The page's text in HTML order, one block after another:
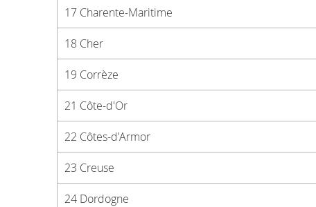
17 Charente-Maritime
18 Cher
19 Corrèze
21 Côte-d'Or
22 Côtes-d'Armor
23 Creuse
24 Dordogne